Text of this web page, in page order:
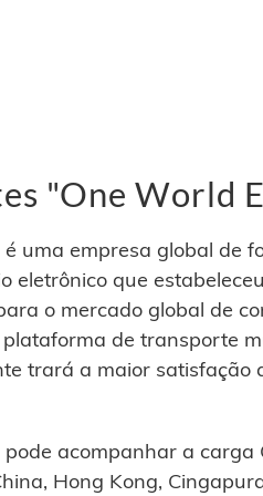
"One World
uma empresa global de
eletrônico que
o mercado global de
de transporte
trará a maior satisfação
acompanhar a
Hong Kong,